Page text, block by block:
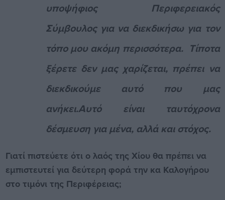
υποψήφιος Περιφερειακός
Σύμβουλος για να διεκδικήσω για τον
τόπο μου ακόμη περισσότερα. Τίποτα
ξέρετε δεν μας χαρίζεται, πρέπει να
διεκδικούμε αυτό που μας
ανήκει.Αυτό είναι ταυτόχρονα
δέσμευση για μένα, αλλά και στόχος.
Γιατί πιστεύετε ότι ο λαός της Χίου θα πρέπει να
εμπιστευτεί για δεύτερη φορά την κα Καλογήρου
στο τιμόνι της Περιφέρειας;